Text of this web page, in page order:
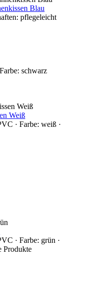
Blau
pflegeleicht
schwarz
Weiß
· Farbe: weiß ·
· Farbe: grün ·
Produkte